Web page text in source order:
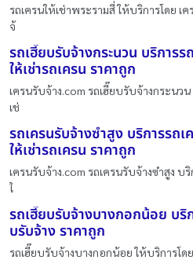
รถเครนให้เช่าพระรามสี่ ให้บริการโดย เ
จ้
รถเฮี๊ยบรับจ้างกระนวน บริการร
ให้เช่ารถเครน ราคาถูก
เครนรับจ้าง.com รถเฮี๊ยบรับจ้างกระนว
เช่
รถเครนรับจ้างซำสูง บริการรถเ
ให้เช่ารถเครน ราคาถูก
เครนรับจ้าง.com รถเครนรับจ้างซำสูง บ
ใ
รถเฮี๊ยบรับจ้างบางกอกน้อย บริ
บรับจ้าง ราคาถูก
รถเฮี๊ยบรับจ้างบางกอกน้อย ให้บริการโด